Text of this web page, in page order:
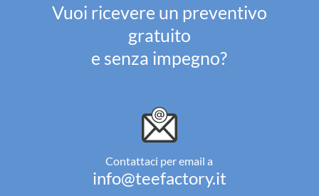
Vuoi ricevere un preventivo
gratuito
e senza impegno?
Contattaci per email a
info@teefactory.it